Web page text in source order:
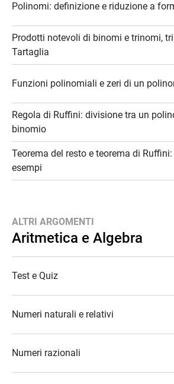
Polinomi: definizione e riduzione a
Prodotti notevoli di binomi e trinomi,
Tartaglia
Funzioni polinomiali e zeri di un
Regola di Ruffini: divisione tra un
binomio
Teorema del resto e teorema di
esempi
ALTRI ARGOMENTI
Aritmetica e Algebra
Test e Quiz
Numeri naturali e relativi
Numeri razionali